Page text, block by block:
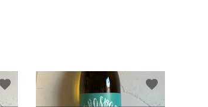
株式会社ヌーヴェルセレクション
favorite